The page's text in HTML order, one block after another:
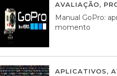
AVALIAÇÃO,
Manual GoPro:
momento
APLICATIVOS,